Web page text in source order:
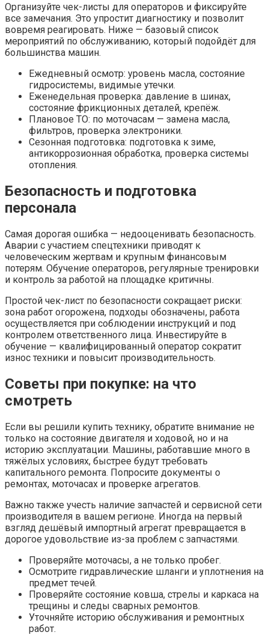
Организуйте чек-листы для операторов и фиксируйте
все замечания. Это упростит диагностику и позволит
вовремя реагировать. Ниже — базовый список
мероприятий по обслуживанию, который подойдёт для
большинства машин.
Ежедневный осмотр: уровень масла, состояние
гидросистемы, видимые утечки.
Еженедельная проверка: давление в шинах,
состояние фрикционных деталей, крепёж.
Плановое ТО: по моточасам — замена масла,
фильтров, проверка электроники.
Сезонная подготовка: подготовка к зиме,
антикоррозионная обработка, проверка системы
отопления.
Безопасность и подготовка
персонала
Самая дорогая ошибка — недооценивать безопасность.
Аварии с участием спецтехники приводят к
человеческим жертвам и крупным финансовым
потерям. Обучение операторов, регулярные тренировки
и контроль за работой на площадке критичны.
Простой чек-лист по безопасности сокращает риски:
зона работ огорожена, подходы обозначены, работа
осуществляется при соблюдении инструкций и под
контролем ответственного лица. Инвестируйте в
обучение — квалифицированный оператор сократит
износ техники и повысит производительность.
Советы при покупке: на что
смотреть
Если вы решили купить технику, обратите внимание не
только на состояние двигателя и ходовой, но и на
историю эксплуатации. Машины, работавшие много в
тяжёлых условиях, быстрее будут требовать
капитального ремонта. Попросите документы о
ремонтах, моточасах и проверке агрегатов.
Важно также учесть наличие запчастей и сервисной сети
производителя в вашем регионе. Иногда на первый
взгляд дешёвый импортный агрегат превращается в
дорогое удовольствие из-за проблем с запчастями.
Проверяйте моточасы, а не только пробег.
Осмотрите гидравлические шланги и уплотнения на
предмет течей.
Проверяйте состояние ковша, стрелы и каркаса на
трещины и следы сварных ремонтов.
Уточняйте историю обслуживания и ремонтных
работ.